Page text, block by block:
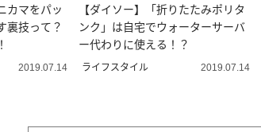
カマをパッ
裏技って？
2019.07.14
【ダイソー】「折りたたみポリタ
ンク」は自宅でウォーターサーバ
ー代わりに使える！？
ライフスタイル 2019.07.14